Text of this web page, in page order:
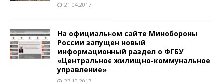
21.04.2017
На официальном сайте Минобороны
России запущен новый
информационный раздел о ФГБУ
«Центральное жилищно-коммунальное
управление»